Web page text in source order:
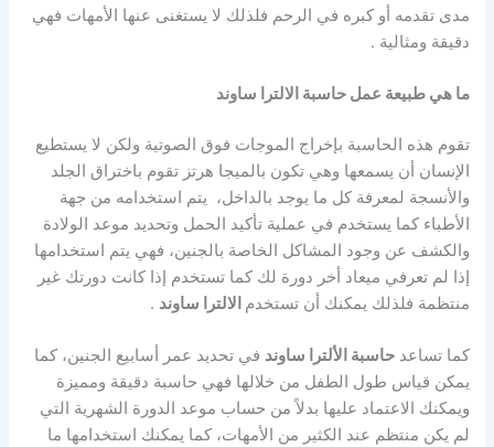
مدى تقدمه أو كبره في الرحم فلذلك لا يستغنى عنها الأمهات فهي
دقيقة ومثالية .
ما هي طبيعة عمل حاسبة الالترا ساوند
تقوم هذه الحاسبة بإخراج الموجات فوق الصوتية ولكن لا يستطيع
الإنسان أن يسمعها وهي تكون بالميجا هرتز تقوم باختراق الجلد
والأنسجة لمعرفة كل ما يوجد بالداخل، يتم استخدامه من جهة
الأطباء كما يستخدم في عملية تأكيد الحمل وتحديد موعد الولادة
والكشف عن وجود المشاكل الخاصة بالجنين، فهي يتم استخدامها
إذا لم تعرفي ميعاد أخر دورة لك كما تستخدم إذا كانت دورتك غير
منتظمة فلذلك يمكنك أن تستخدم الالترا ساوند .
كما تساعدحاسبة الألترا ساوند في تحديد عمر أسابيع الجنين، كما
يمكن قياس طول الطفل من خلالها فهي حاسبة دقيقة ومميزة
ويمكنك الاعتماد عليها بدلاً من حساب موعد الدورة الشهرية التي
لم يكن منتظم عند الكثير من الأمهات، كما يمكنك استخدامها ما